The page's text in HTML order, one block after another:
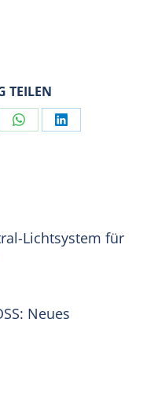
TEILEN
Share Share
Lichtsystem für
Neues